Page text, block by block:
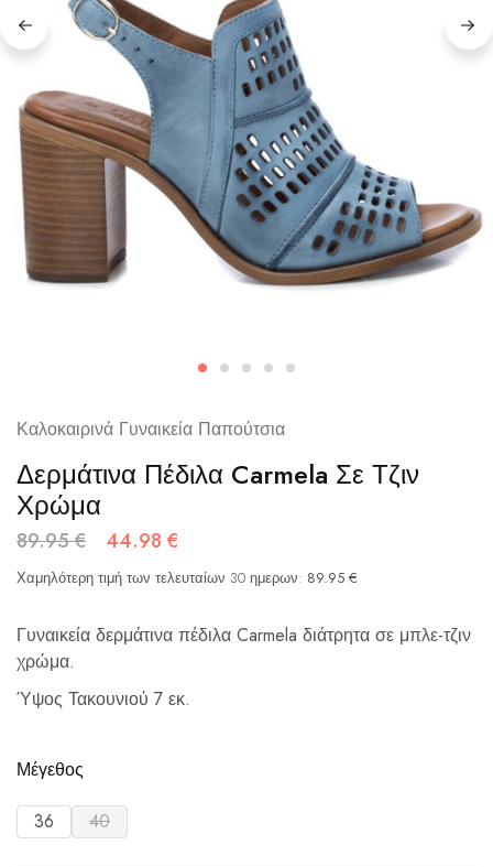
Καλοκαιρινά Γυναικεία Παπούτσια
Δερμάτινα Πέδιλα Carmela Σε Τζιν
Χρώμα
89.95€ 44.98 €
Χαμηλότερη τιμή των τελευταίων 30 ημερων: 89.95 €
Γυναικεία δερμάτινα πέδιλα Carmela διάτρητα σε μπλε-τζιν
χρώμα.
Ύψος Τακουνιού 7 εκ.
Μέγεθος
36 40